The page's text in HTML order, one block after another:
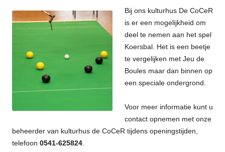
Bij ons kulturhus De CoCeR
is er een mogelijkheid om
deel te nemen aan het spel
Koersbal. Het is een beetje
te vergelijken met Jeu de
Boules maar dan binnen op
een speciale ondergrond.
Voor meer informatie kunt u
contact opnemen met onze
beheerder van kulturhus de CoCeR tijdens openingstijden,
telefoon 0541-625824